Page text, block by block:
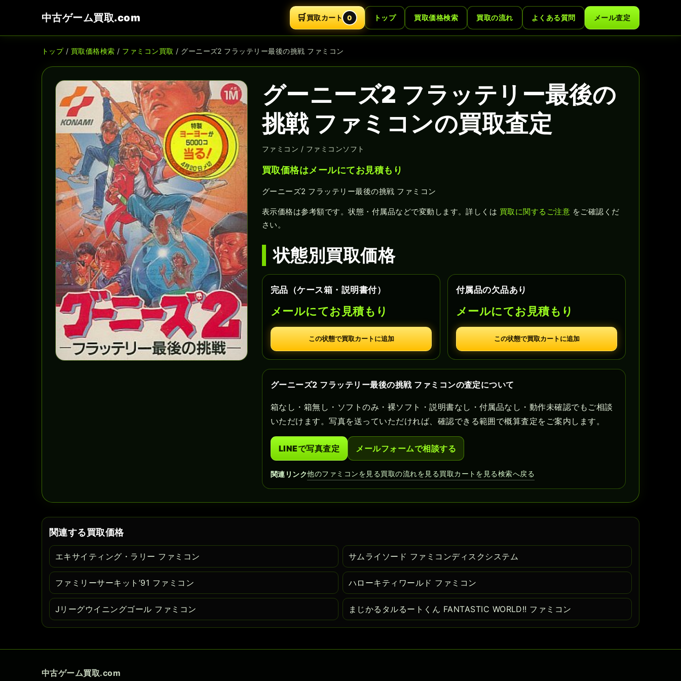
中古ゲーム買取.com 🛒買取カート 0 トップ 買取価格検索 買取の流れ よくある質問 メール査定
トップ/ 買取価格検索 / ファミコン買取 / グーニーズ2 フラッテリー最後の挑戦 ファミコン
グーニーズ2 フラッテリー最後の
挑戦 ファミコンの買取査定
ファミコン / ファミコンソフト
買取価格はメールにてお見積もり
グーニーズ2 フラッテリー最後の挑戦 ファミコン
表示価格は参考額です。状態・付属品などで変動します。詳しくは 買取に関するご注意 をご確認くだ
さい。
状態別買取価格
完品（ケース箱・説明書付）
メールにてお見積もり
この状態で買取カートに追加
付属品の欠品あり
メールにてお見積もり
この状態で買取カートに追加
グーニーズ2 フラッテリー最後の挑戦 ファミコンの査定について
箱なし・箱無し・ソフトのみ・裸ソフト・説明書なし・付属品なし・動作未確認でもご相談
いただけます。写真を送っていただければ、確認できる範囲で概算査定をご案内します。
LINEで写真査定 メールフォームで相談する
関連リンク他のファミコンを見る買取の流れを見る買取カートを見る検索へ戻る
関連する買取価格
エキサイティング・ラリー ファミコン サムライソード ファミコンディスクシステム
ファミリーサーキット’91 ファミコン ハローキティワールド ファミコン
Jリーグウイニングゴール ファミコン まじかるタルるートくん FANTASTIC WORLD!! ファミコン
中古ゲーム買取.com